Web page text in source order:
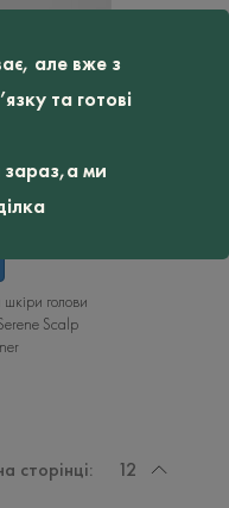
але вже з
та готові
зараз,а ми
голови
Scalp
сторінці: 12